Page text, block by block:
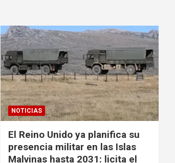
NOTICIAS
El Reino Unido ya planifica su
presencia militar en las Islas
Malvinas hasta 2031: licita el